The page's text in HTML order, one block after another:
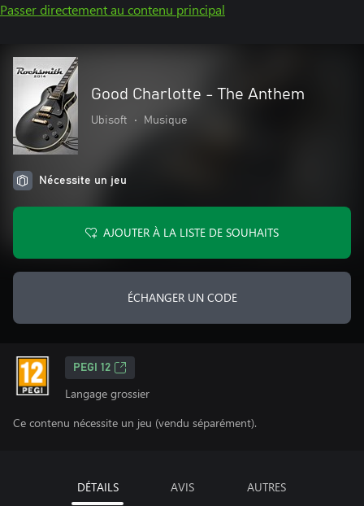
Passer directement au contenu principal
Good Charlotte - The Anthem
Ubisoft • Musique
Nécessite un jeu
AJOUTER À LA LISTE DE SOUHAITS
ÉCHANGER UN CODE
PEGI 12
Langage grossier
Ce contenu nécessite un jeu (vendu séparément).
DÉTAILS AVIS AUTRES